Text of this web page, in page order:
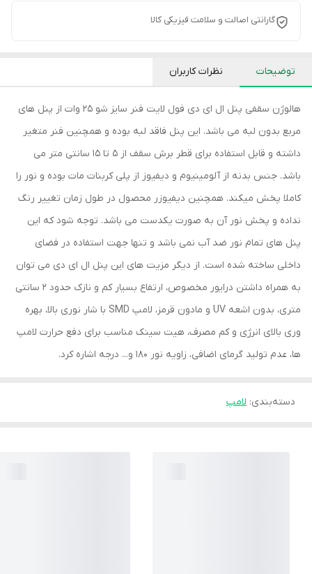
گارانتی اصالت و سلامت فیزیکی کالا
توضیحات نظرات کاربران
هالوژن سقفی پنل ال ای دی فول لایت فنر سایز شو 25 وات از پنل های
مربع بدون لبه می باشد. این پنل فاقد لبه بوده و همچنین فنر متغیر
داشته و قابل استفاده برای قطر برش سقف از 5 تا 15 سانتی متر می
باشد. جنس بدنه از آلومینیوم و دیفیوز از پلی کربنات مات بوده و نور را
کاملا پخش میکند. همچنین دیفیوزر محصول در طول زمان تغییر رنگ
نداده و پخش نور آن به صورت یکدست می باشد. توجه شود که این
پنل های تمام نور ضد آب نمی باشد و تنها جهت استفاده در فضای
داخلی ساخته شده است. از دیگر مزیت های این پنل ال ای دی می توان
به همراه داشتن درایور مخصوص، ارتفاع بسیار کم و نازک حدود 2 سانتی
متری، بدون اشعه UV و مادون قرمز، لامپ SMD با شار نوری بالا، بهره
وری بالای انرژی و کم مصرف، هیت سینک مناسب برای دفع حرارت لامپ
ها، عدم تولید گرمای اضافی، زاویه نور 180 و... درجه اشاره کرد.
دسته‌بندی: لامپ